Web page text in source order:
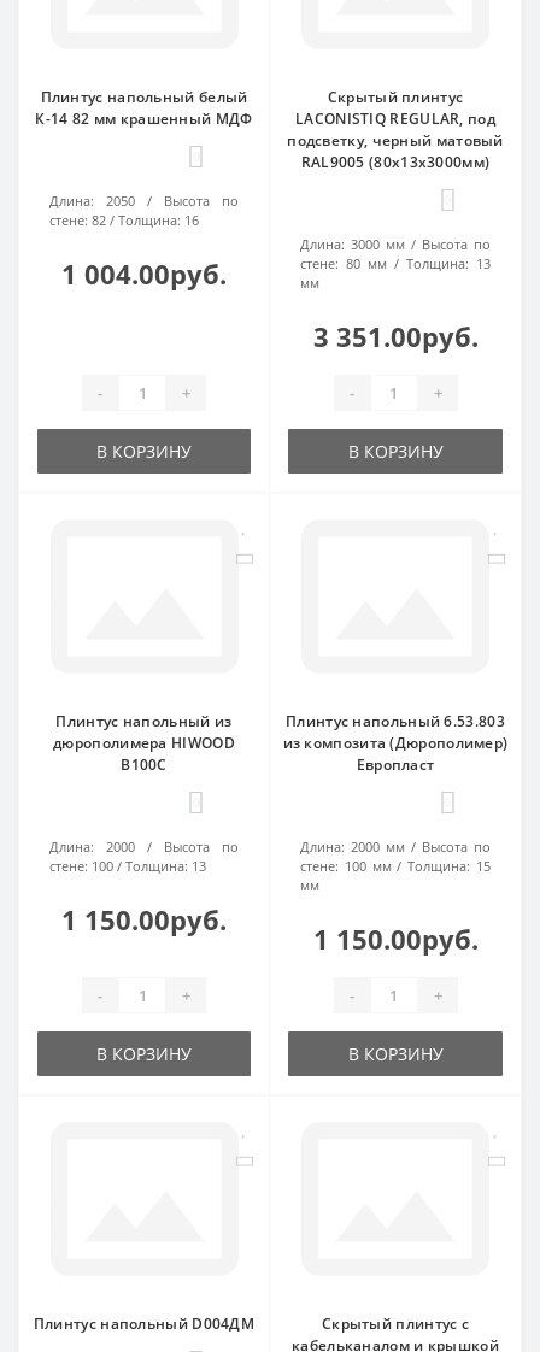
Плинтус напольный белый
К-14 82 мм крашенный МДФ
Длина: 2050
Высота по
стене: 82 Толщина: 16
1 004.00руб.
- +
В КОРЗИНУ
Скрытый плинтус
LACONISTIQ REGULAR, под
подсветку, черный матовый
RAL9005 (80х13х3000мм)
Длина: 3000 мм
Высота по
стене: 80 мм Толщина: 13
мм
3 351.00руб.
- +
В КОРЗИНУ
Плинтус напольный из
дюрополимера HIWOOD
B100C
Длина: 2000
Высота по
стене: 100 Толщина: 13
1 150.00руб.
- +
В КОРЗИНУ
Плинтус напольный 6.53.803
из композита (Дюрополимер)
Европласт
Длина: 2000 мм
Высота по
стене: 100 мм Толщина: 15
мм
1 150.00руб.
- +
В КОРЗИНУ
Плинтус напольный D004ДМ
Скрытый плинтус с
кабельканалом и крышкой